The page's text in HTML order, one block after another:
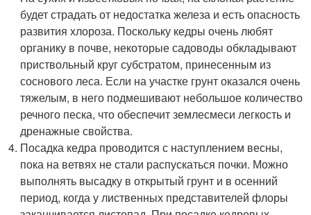
будет страдать от недостатка железа и есть опасность
развития хлороза. Поскольку кедры очень любят
органику в почве, некоторые садоводы обкладывают
приствольный круг субстратом, принесенным из
соснового леса. Если на участке грунт оказался очень
тяжелым, в него подмешивают небольшое количество
речного песка, что обеспечит землесмеси легкость и
дренажные свойства.
Посадка кедра проводится с наступлением весны,
пока на ветвях не стали распускаться почки. Можно
выполнять высадку в открытый грунт и в осенний
период, когда у лиственных представителей флоры